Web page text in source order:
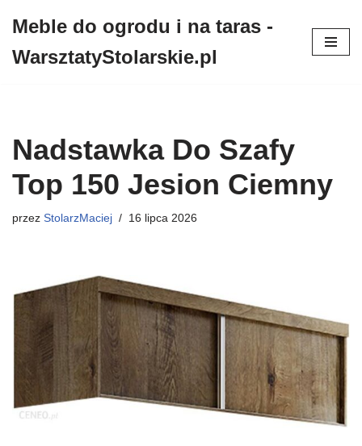
do
Meble do ogrodu i na taras -
WarsztatyStolarskie.pl
Nadstawka Do Szafy
Top 150 Jesion Ciemny
przez StolarzMaciej 16 lipca 2026